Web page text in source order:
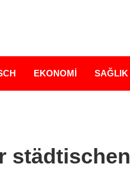
EKONOMİ SAĞLIK
städtischen